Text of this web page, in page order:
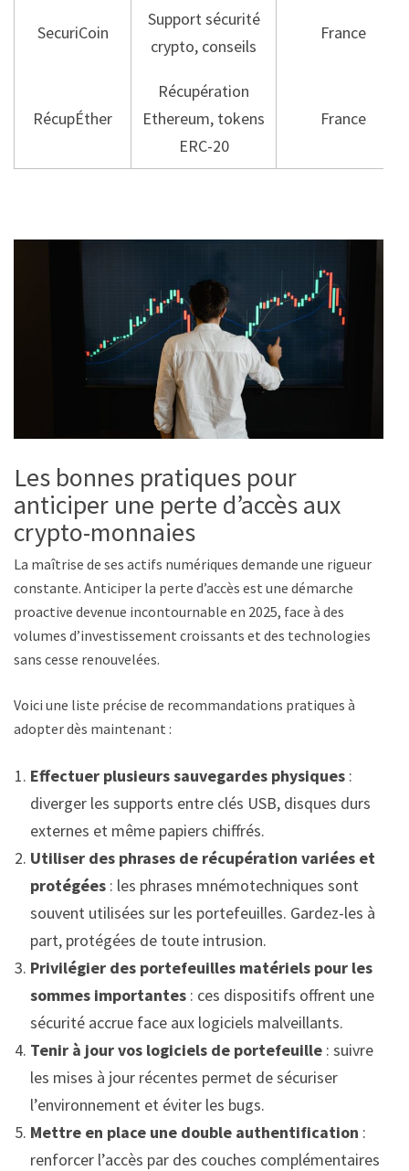
SecuriCoin
Support sécurité
crypto, conseils
France
RécupÉther
Récupération
Ethereum, tokens
ERC-20
France
Les bonnes pratiques pour
anticiper une perte d’accès aux
crypto-monnaies
La maîtrise de ses actifs numériques demande une rigueur
constante. Anticiper la perte d’accès est une démarche
proactive devenue incontournable en 2025, face à des
volumes d’investissement croissants et des technologies
sans cesse renouvelées.
Voici une liste précise de recommandations pratiques à
adopter dès maintenant :
Effectuer plusieurs sauvegardes physiques :
diverger les supports entre clés USB, disques durs
externes et même papiers chiffrés.
Utiliser des phrases de récupération variées et
protégées : les phrases mnémotechniques sont
souvent utilisées sur les portefeuilles. Gardez-les à
part, protégées de toute intrusion.
Privilégier des portefeuilles matériels pour les
sommes importantes : ces dispositifs offrent une
sécurité accrue face aux logiciels malveillants.
Tenir à jour vos logiciels de portefeuille : suivre
les mises à jour récentes permet de sécuriser
l’environnement et éviter les bugs.
Mettre en place une double authentification :
renforcer l’accès par des couches complémentaires